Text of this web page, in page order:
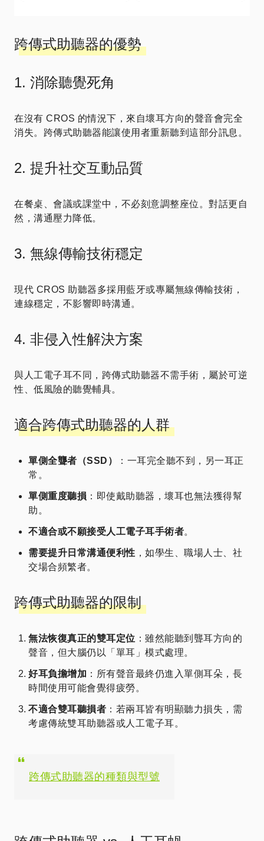
跨傳式助聽器的優勢
1. 消除聽覺死角
在沒有 CROS 的情況下，來自壞耳方向的聲音會完全
消失。跨傳式助聽器能讓使用者重新聽到這部分訊息。
2. 提升社交互動品質
在餐桌、會議或課堂中，不必刻意調整座位。對話更自
然，溝通壓力降低。
3. 無線傳輸技術穩定
現代 CROS 助聽器多採用藍牙或專屬無線傳輸技術，
連線穩定，不影響即時溝通。
4. 非侵入性解決方案
與人工電子耳不同，跨傳式助聽器不需手術，屬於可逆
性、低風險的聽覺輔具。
適合跨傳式助聽器的人群
單側全聾者（SSD）
：一耳完全聽不到，另一耳正
常。
單側重度聽損 ：即使戴助聽器，壞耳也無法獲得幫
助。
不適合或不願接受人工電子耳手術者。
需要提升日常溝通便利性 ，如學生、職場人士、社
交場合頻繁者。
跨傳式助聽器的限制
無法恢復真正的雙耳定位 ：雖然能聽到聾耳方向的
聲音，但大腦仍以「單耳」模式處理。
好耳負擔增加 ：所有聲音最終仍進入單側耳朵，長
時間使用可能會覺得疲勞。
不適合雙耳聽損者 ：若兩耳皆有明顯聽力損失，需
考慮傳統雙耳助聽器或人工電子耳。
跨傳式助聽器的種類與型號